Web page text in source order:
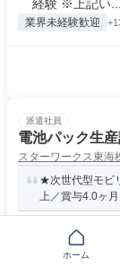
経験 ※上記い...
業界未経験歓迎
派遣社員
電池パック生
スターワークス東海
★次世代型モビ
上／賞与4.0ヶ
〒431-0302静
月給30万円～
ホーム